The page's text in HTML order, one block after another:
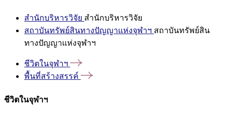
สำนักบริหารวิจัย สำนักบริหารวิจัย
สถาบันทรัพย์สินทางปัญญาแห่งจุฬาฯ สถาบันทรัพย์สิน
ทางปัญญาแห่งจุฬาฯ
ชีวิตในจุฬาฯ
พื้นที่สร้างสรรค์
ชีวิตในจุฬาฯ